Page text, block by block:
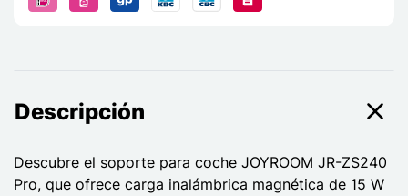
Descripción
Descubre el soporte para coche JOYROOM JR-ZS240
Pro, que ofrece carga inalámbrica magnética de 15 W